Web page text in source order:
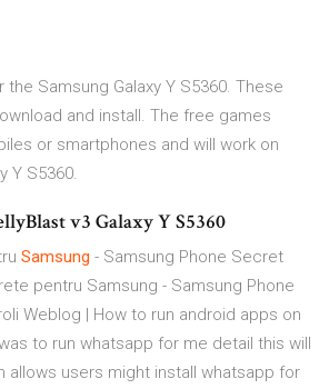
Samsung Galaxy Y S5360. These
and install. The free games
or smartphones and will work on
Y S5360.
v3 Galaxy Y S5360
Samsung - Samsung Phone Secret
pentru Samsung - Samsung Phone
Weblog | How to run android apps on
to run whatsapp for me detail this will
allows users might install whatsapp for